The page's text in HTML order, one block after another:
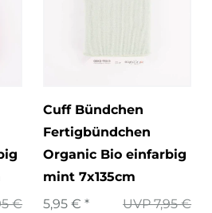
€
Cuff Bündchen
Fertigbündchen
Organic Bio einfarbig
mint 7x135cm
UVP 7,95 €
5,95 € *